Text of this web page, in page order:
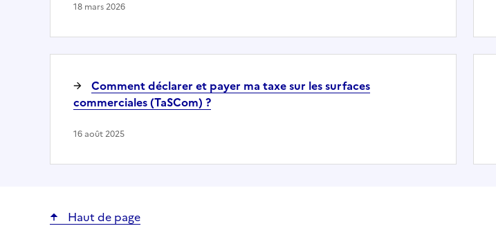
18 mars 2026
Comment déclarer et payer ma taxe sur les surfaces
commerciales (TaSCom) ?
16 août 2025
Haut de page